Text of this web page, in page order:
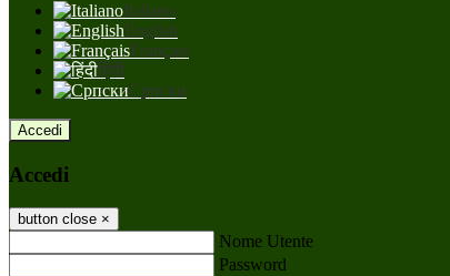
Italiano
English
Français
हिंदी
Српски
Accedi
Accedi
button close ×
Nome Utente
Password